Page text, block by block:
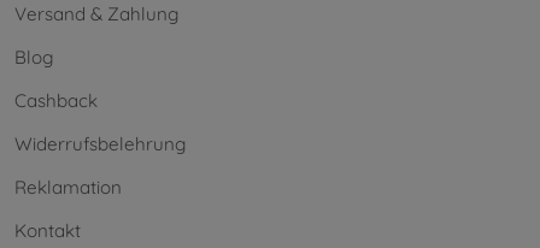
Versand & Zahlung
Blog
Cashback
Widerrufsbelehrung
Reklamation
Kontakt